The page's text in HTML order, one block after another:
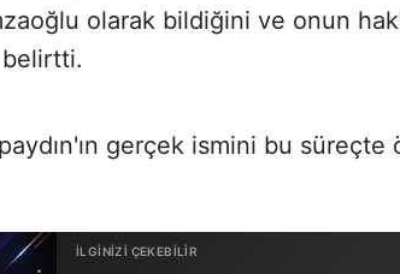
olarak bildiğini ve onun
belirtti.
gerçek ismini bu